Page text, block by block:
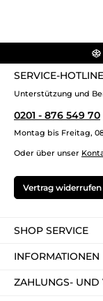
SERVICE-HOTLINE
Unterstützung und
0201 - 876 549 70
Montag bis Freitag,
Oder über unser
Vertrag widerrufen
SHOP SERVICE
INFORMATIONEN
ZAHLUNGS- UND